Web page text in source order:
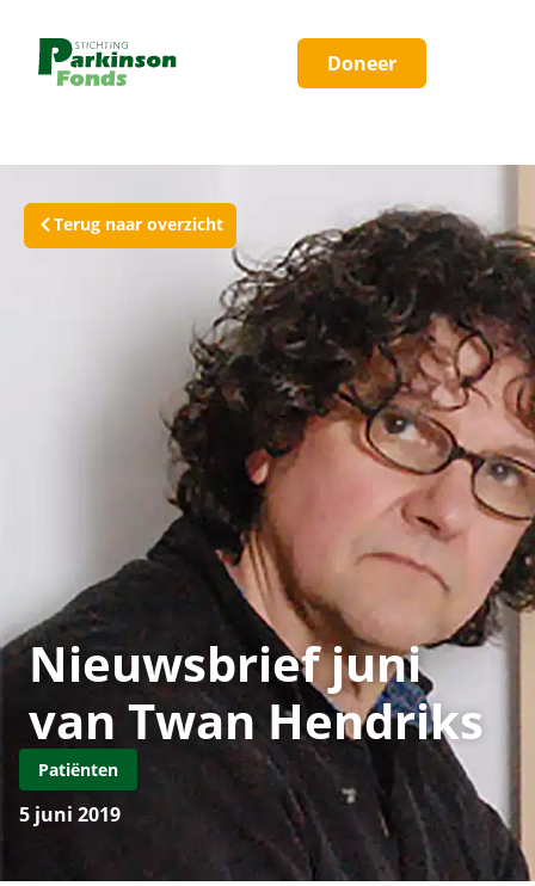
Doneer
Terug naar overzicht
Nieuwsbrief juni
van Twan Hendriks
Patiënten
5 juni 2019